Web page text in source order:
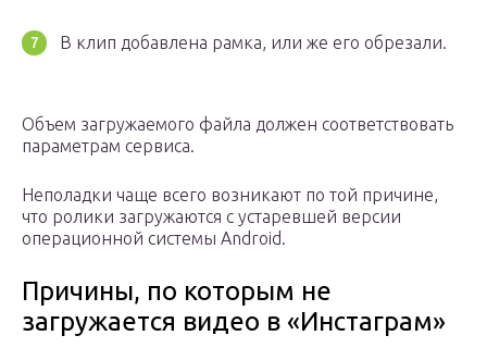
В клип добавлена рамка, или же его обрезали.
Объем загружаемого файла должен соответствовать
параметрам сервиса.
Неполадки чаще всего возникают по той причине,
что ролики загружаются с устаревшей версии
операционной системы Android.
Причины, по которым не
загружается видео в «Инстаграм»